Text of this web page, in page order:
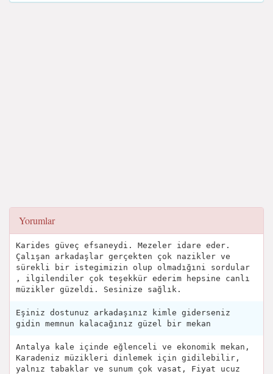
Yorumlar
Karides güveç efsaneydi. Mezeler idare eder.
Çalışan arkadaşlar gerçekten çok nazikler ve
sürekli bir istegimizin olup olmadığıni sordular
, ilgilendiler çok teşekkür ederim hepsine canlı
müzikler güzeldi. Sesinize sağlık.
Eşiniz dostunuz arkadaşınız kimle giderseniz
gidin memnun kalacağınız güzel bir mekan
Antalya kale içinde eğlenceli ve ekonomik mekan,
Karadeniz müzikleri dinlemek için gidilebilir,
yalnız tabaklar ve sunum çok vasat, Fiyat ucuz